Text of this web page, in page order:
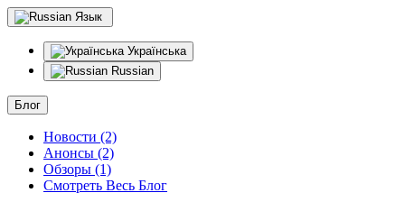
Язык
Українська
Russian
Блог
Новости (2)
Анонсы (2)
Обзоры (1)
Смотреть Весь Блог